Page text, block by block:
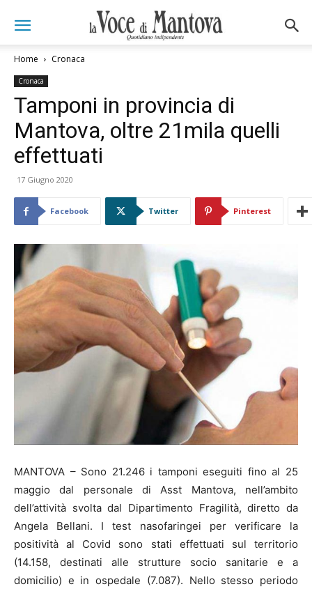
Home Cronaca
Cronaca
Tamponi in provincia di
Mantova, oltre 21mila quelli
effettuati
17 Giugno 2020
Facebook Twitter Pinterest
MANTOVA – Sono 21.246 i tamponi eseguiti fino al 25
maggio dal personale di Asst Mantova, nell’ambito
dell’attività svolta dal Dipartimento Fragilità, diretto da
Angela Bellani. I test nasofaringei per verificare la
positività al Covid sono stati effettuati sul territorio
(14.158, destinati alle strutture socio sanitarie e a
domicilio) e in ospedale (7.087). Nello stesso periodo